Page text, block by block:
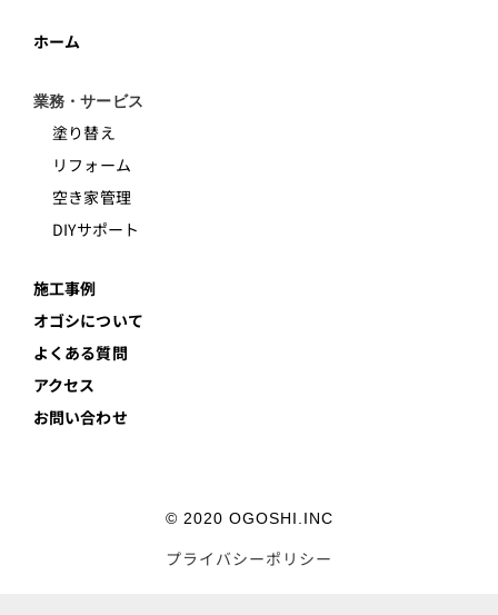
ホーム
業務・サービス
塗り替え
リフォーム
空き家管理
DIYサポート
施工事例
オゴシについて
よくある質問
アクセス
お問い合わせ
© 2020 OGOSHI.INC
プライバシーポリシー